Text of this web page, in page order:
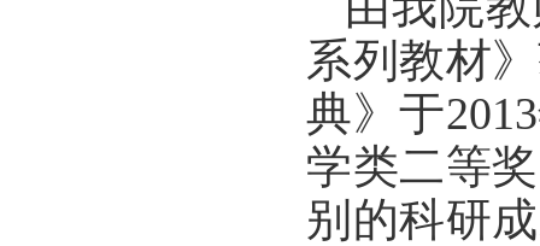
系列教材
典》于
学类二等
别的科研